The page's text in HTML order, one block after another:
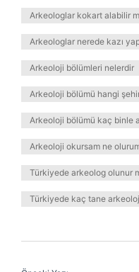
Arkeologlar kokart alabilir
Arkeologlar nerede kazı
Arkeoloji bölümleri nelerdir
Arkeoloji bölümü hangi
Arkeoloji bölümü kaç binle
Arkeoloji okursam ne
Türkiyede arkeolog olunur
Türkiyede kaç tane